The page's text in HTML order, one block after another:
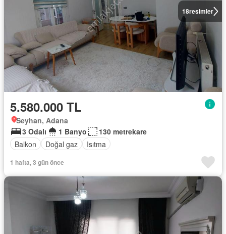
18resimler
5.580.000 TL
Seyhan, Adana
3 Odalı
1 Banyo
130 metrekare
Balkon
Doğal gaz Isıtma
1 hafta, 3 gün önce